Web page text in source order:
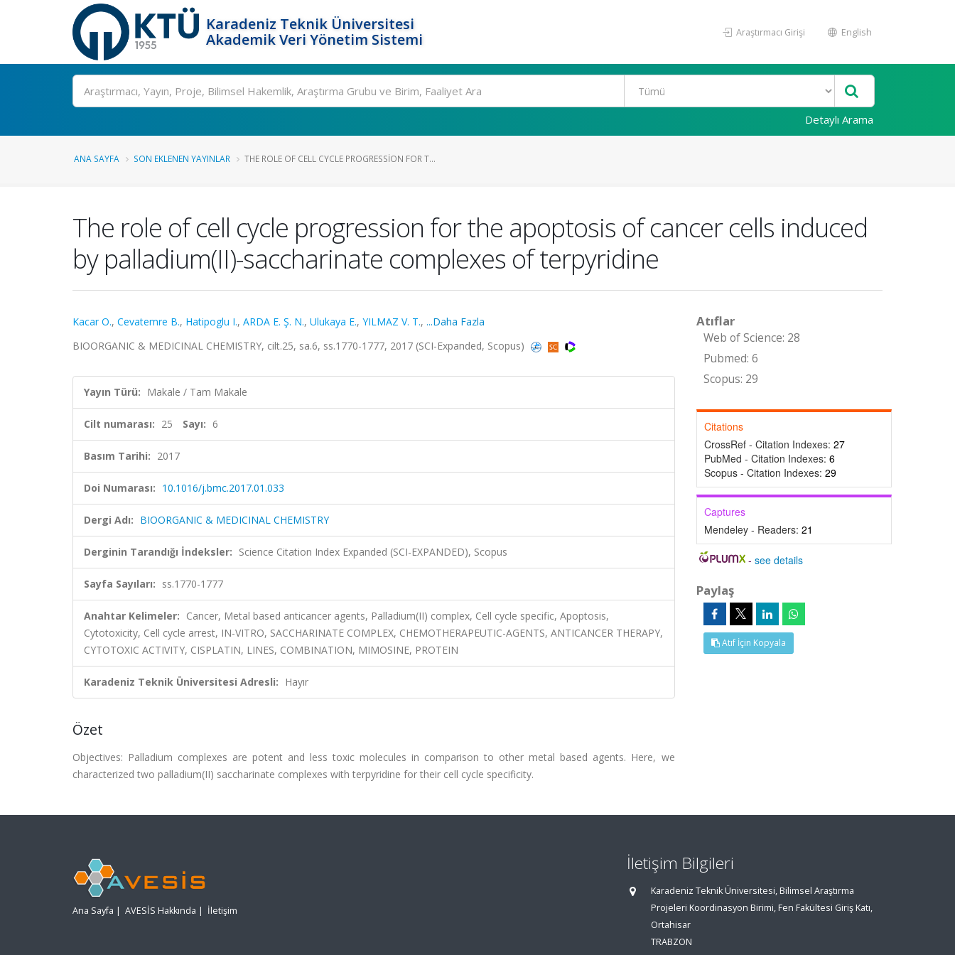
Karadeniz Teknik Üniversitesi
Akademik Veri Yönetim Sistemi
Araştırmacı Girişi English
Ara
Detaylı Arama
ANA SAYFA SON EKLENEN YAYINLAR THE ROLE OF CELL CYCLE PROGRESSION FOR T...
The role of cell cycle progression for the apoptosis of cancer cells induced
by palladium(II)-saccharinate complexes of terpyridine
Kacar O., Cevatemre B., Hatipoglu I., ARDA E. Ş. N., Ulukaya E., YILMAZ V. T., ...Daha Fazla
BIOORGANIC & MEDICINAL CHEMISTRY, cilt.25, sa.6, ss.1770-1777, 2017 (SCI-Expanded, Scopus)
Yayın Türü: Makale / Tam Makale
Cilt numarası: 25 Sayı: 6
Basım Tarihi: 2017
Doi Numarası: 10.1016/j.bmc.2017.01.033
Dergi Adı: BIOORGANIC & MEDICINAL CHEMISTRY
Derginin Tarandığı İndeksler: Science Citation Index Expanded (SCI-EXPANDED), Scopus
Sayfa Sayıları: ss.1770-1777
Anahtar Kelimeler: Cancer, Metal based anticancer agents, Palladium(II) complex, Cell cycle specific, Apoptosis,
Cytotoxicity, Cell cycle arrest, IN-VITRO, SACCHARINATE COMPLEX, CHEMOTHERAPEUTIC-AGENTS, ANTICANCER THERAPY,
CYTOTOXIC ACTIVITY, CISPLATIN, LINES, COMBINATION, MIMOSINE, PROTEIN
Karadeniz Teknik Üniversitesi Adresli: Hayır
Özet
Objectives: Palladium complexes are potent and less toxic molecules in comparison to other metal based agents. Here, we
characterized two palladium(II) saccharinate complexes with terpyridine for their cell cycle specificity.
Atıflar
Web of Science: 28
Pubmed: 6
Scopus: 29
Citations
CrossRef - Citation Indexes: 27
PubMed - Citation Indexes: 6
Scopus - Citation Indexes: 29
Captures
Mendeley - Readers: 21
-see details
Paylaş
Atıf İçin Kopyala
Ana Sayfa | AVESİS Hakkında | İletişim
İletişim Bilgileri
Karadeniz Teknik Üniversitesi, Bilimsel Araştırma
Projeleri Koordinasyon Birimi, Fen Fakültesi Giriş Katı,
Ortahisar
TRABZON